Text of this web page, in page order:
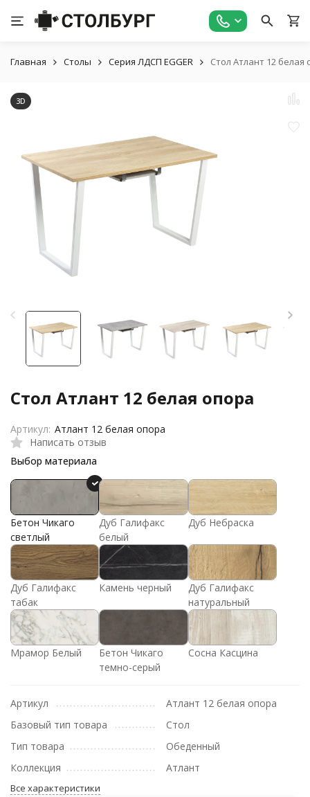
Главная Столы Серия ЛДСП EGGER Стол Атлант 12 белая
3D
Стол Атлант 12 белая опора
Написать отзыв
Выбор материала
Бетон Чикаго
светлый
Дуб Галифакс
белый
Дуб Небраска
Дуб Галифакс
табак
Камень черный
Дуб Галифакс
натуральный
Мрамор Белый
Бетон Чикаго
темно-серый
Сосна Касцина
Артикул: Атлант 12 белая опора
Артикул
Атлант 12 белая опора
Базовый тип товара
Стол
Тип товара
Обеденный
Коллекция
Атлант
Все характеристики